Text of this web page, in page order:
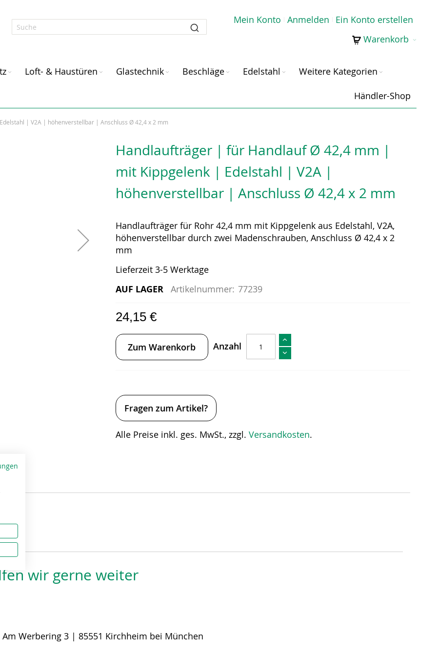
Mein Konto Anmelden
Ein Konto erstellen
Warenkorb
Loft- & Haustüren Glastechnik Beschläge Edelstahl Weitere Kategorien
Händler-Shop
| V2A | höhenverstellbar | Anschluss Ø 42,4 x 2 mm
Handlaufträger | für Handlauf Ø 42,4 mm |
mit Kippgelenk | Edelstahl | V2A |
höhenverstellbar | Anschluss Ø 42,4 x 2 mm
Handlaufträger für Rohr 42,4 mm mit Kippgelenk aus Edelstahl, V2A,
höhenverstellbar durch zwei Madenschrauben, Anschluss Ø 42,4 x 2
mm
Lieferzeit 3-5 Werktage
AUF LAGER Artikelnummer: 77239
24,15 €
Anzahl
Zum Warenkorb
Fragen zum Artikel?
Alle Preise inkl. ges. MwSt., zzgl. Versandkosten.
wir gerne weiter
Am Werbering 3 | 85551 Kirchheim bei München